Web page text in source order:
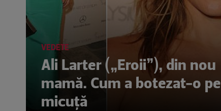
VEDETE
Ali Larter („Eroii”), din nou
mamă. Cum a botezat-o pe
micuţă